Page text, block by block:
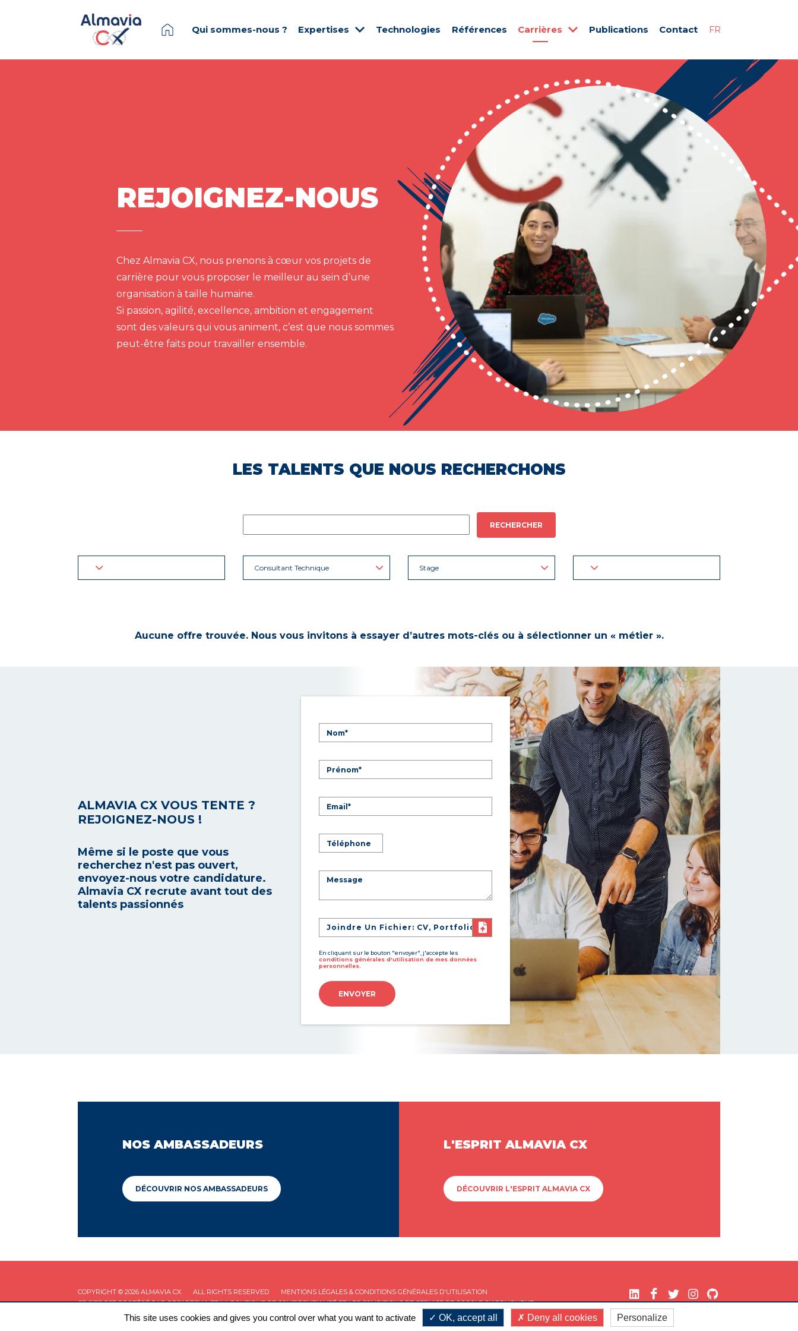
Qui sommes-nous ? Expertises Technologies Références Carrières Publications Contact FR
REJOIGNEZ-NOUS
Chez Almavia CX, nous prenons à cœur vos projets de
carrière pour vous proposer le meilleur au sein d’une
organisation à taille humaine.
Si passion, agilité, excellence, ambition et engagement
sont des valeurs qui vous animent, c’est que nous sommes
peut-être faits pour travailler ensemble.
LES TALENTS QUE NOUS RECHERCHONS
RECHERCHER
Consultant Technique Stage
Aucune offre trouvée. Nous vous invitons à essayer d’autres mots-clés ou à sélectionner un « métier ».
ALMAVIA CX VOUS TENTE ?
REJOIGNEZ-NOUS !
Même si le poste que vous
recherchez n'est pas ouvert,
envoyez-nous votre candidature.
Almavia CX recrute avant tout des
talents passionnés
Joindre Un Fichier: CV, Portfolio
En cliquant sur le bouton "envoyer", j'accepte les
conditions générales d'utilisation de mes données
personnelles.
ENVOYER
NOS AMBASSADEURS
DÉCOUVRIR NOS AMBASSADEURS
L'ESPRIT ALMAVIA CX
DÉCOUVRIR L'ESPRIT ALMAVIA CX
COPYRIGHT © 2026 ALMAVIA CX ALL RIGHTS RESERVED
MENTIONS LÉGALES & CONDITIONS GÉNÉRALES D'UTILISATION
CE SITE EST PROTÉGÉ PAR RECAPTCHA ET LAPOLITIQUE DE CONFIDENTIALITÉET LESCONDITIONS DE SERVICEDE GOOGLE S'APPLIQUENT.
This site uses cookies and gives you control over what you want to activate OK, accept all Deny all cookies Personalize